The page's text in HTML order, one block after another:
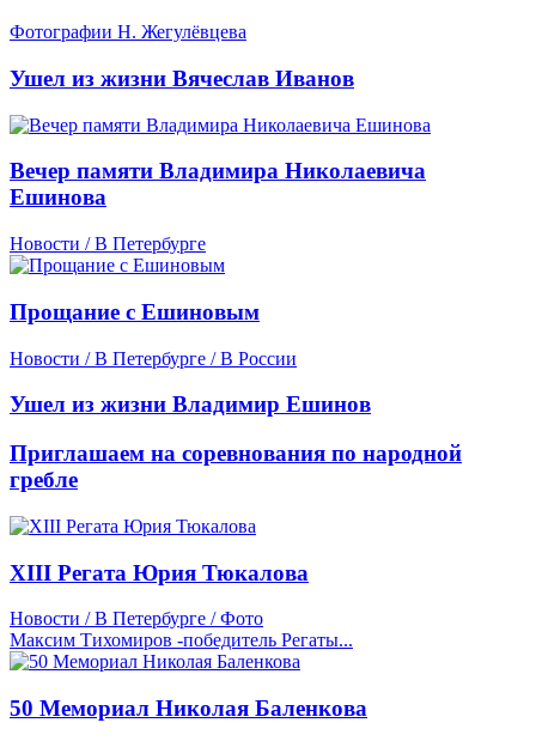
Фотографии Н. Жегулёвцева
Ушел из жизни Вячеслав Иванов
Вечер памяти Владимира Николаевича
Ешинова
Новости / В Петербурге
Прощание с Ешиновым
Новости / В Петербурге / В России
Ушел из жизни Владимир Ешинов
Приглашаем на соревнования по народной
гребле
XIII Регата Юрия Тюкалова
Новости / В Петербурге / Фото
Максим Тихомиров -победитель Регаты...
50 Мемориал Николая Баленкова